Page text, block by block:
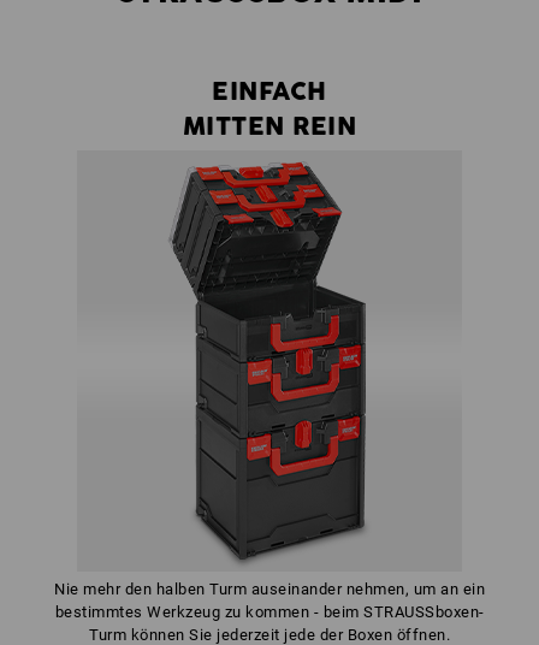
EINFACH
MITTEN REIN
Nie mehr den halben Turm auseinander nehmen, um an ein
bestimmtes Werkzeug zu kommen - beim STRAUSSboxen-
Turm können Sie jederzeit jede der Boxen öffnen.